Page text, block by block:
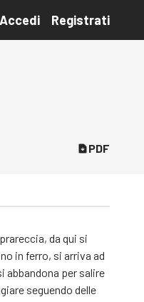
Accedi Registrati
PDF
da qui si
in ferro, si arriva ad
abbandona per salire
seguendo delle